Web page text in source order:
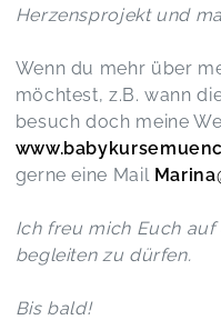
Herzensprojekt und
Wenn du mehr über
möchtest, z.B. wann
besuch doch meine
gerne eine Mail
Ich freu mich Euch
begleiten zu dürfen.
Bis bald!